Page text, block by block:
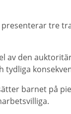
presenterar tre
av den
tydliga
barnet på